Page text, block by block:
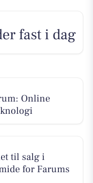
fast i dag
Online
til salg i
for Farums